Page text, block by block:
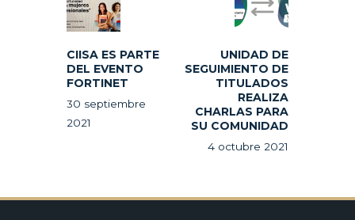
entradas
post:
CIISA ES PARTE
DEL EVENTO
FORTINET
30 septiembre
2021
UNIDAD DE
SEGUIMIENTO DE
TITULADOS
REALIZA
CHARLAS PARA
SU COMUNIDAD
4 octubre 2021